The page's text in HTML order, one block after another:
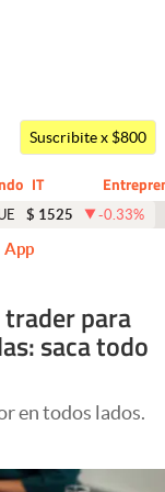
Suscribite x $800
IT
Business
$ 1525 -0.33%
App
para
saca todo
en todos lados.